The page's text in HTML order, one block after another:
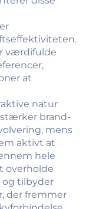
værdifulde
at
natur
brand-
mens
aktivt at
hele
overholde
og tilbyder
der fremmer